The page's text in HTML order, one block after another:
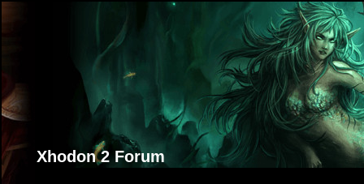
Xhodon 2 Forum